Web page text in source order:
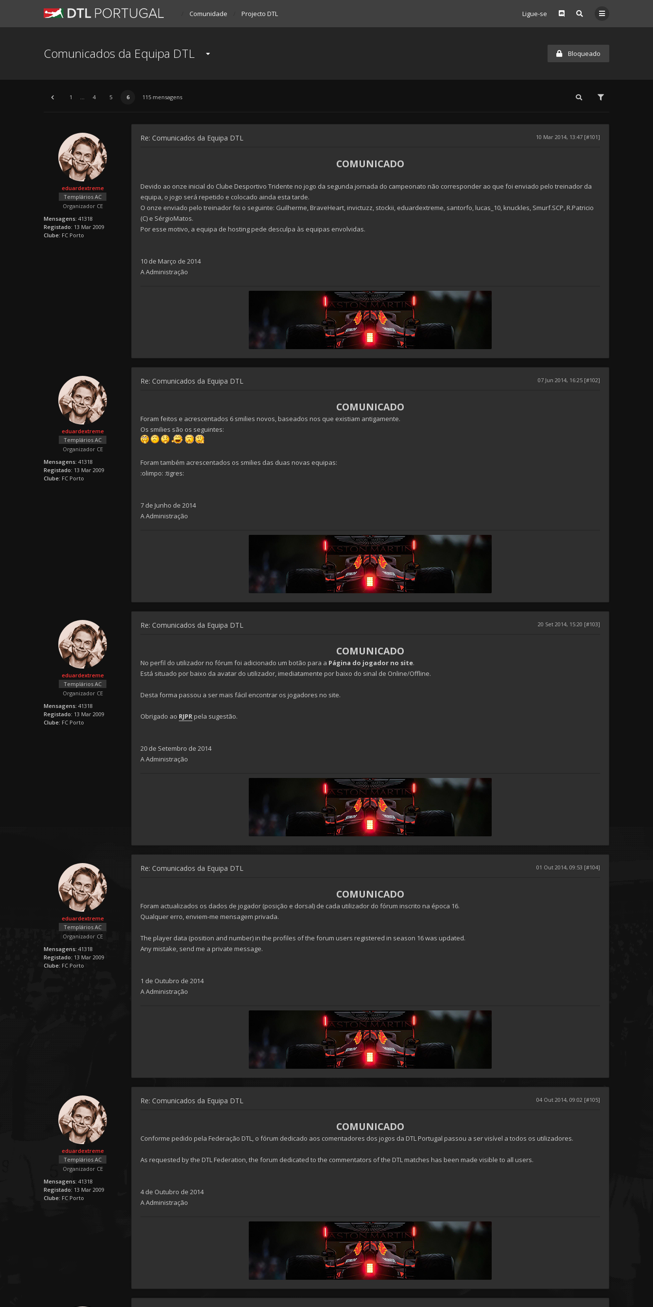
Ligue-se
Comunidade Projecto DTL
Comunicados da Equipa DTL Bloqueado
1 ... 4 5 6 115 mensagens
eduardextreme
Templários AC
Organizador CE
Mensagens: 41318
Registado: 13 Mar 2009
Clube: FC Porto
Re: Comunicados da Equipa DTL 10 Mar 2014, 13:47 [#101]
COMUNICADO
Devido ao onze inicial do Clube Desportivo Tridente no jogo da segunda jornada do campeonato não corresponder ao que foi enviado pelo treinador da
equipa, o jogo será repetido e colocado ainda esta tarde.
O onze enviado pelo treinador foi o seguinte: Guilherme, BraveHeart, invictuzz, stockii, eduardextreme, santorfo, lucas_10, knuckles, Smurf.SCP, R.Patricio
(C) e SérgioMatos.
Por esse motivo, a equipa de hosting pede desculpa às equipas envolvidas.
10 de Março de 2014
A Administração
eduardextreme
Templários AC
Organizador CE
Mensagens: 41318
Registado: 13 Mar 2009
Clube: FC Porto
Re: Comunicados da Equipa DTL 07 Jun 2014, 16:25 [#102]
COMUNICADO
Foram feitos e acrescentados 6 smilies novos, baseados nos que existiam antigamente.
Os smilies são os seguintes:
Foram também acrescentados os smilies das duas novas equipas:
:olimpo: :tigres:
7 de Junho de 2014
A Administração
eduardextreme
Templários AC
Organizador CE
Mensagens: 41318
Registado: 13 Mar 2009
Clube: FC Porto
Re: Comunicados da Equipa DTL 20 Set 2014, 15:20 [#103]
COMUNICADO
No perfil do utilizador no fórum foi adicionado um botão para a Página do jogador no site.
Está situado por baixo da avatar do utilizador, imediatamente por baixo do sinal de Online/Offline.
Desta forma passou a ser mais fácil encontrar os jogadores no site.
Obrigado ao RJPR pela sugestão.
20 de Setembro de 2014
A Administração
eduardextreme
Templários AC
Organizador CE
Mensagens: 41318
Registado: 13 Mar 2009
Clube: FC Porto
Re: Comunicados da Equipa DTL 01 Out 2014, 09:53 [#104]
COMUNICADO
Foram actualizados os dados de jogador (posição e dorsal) de cada utilizador do fórum inscrito na época 16.
Qualquer erro, enviem-me mensagem privada.
The player data (position and number) in the profiles of the forum users registered in season 16 was updated.
Any mistake, send me a private message.
1 de Outubro de 2014
A Administração
eduardextreme
Templários AC
Organizador CE
Mensagens: 41318
Registado: 13 Mar 2009
Clube: FC Porto
Re: Comunicados da Equipa DTL 04 Out 2014, 09:02 [#105]
COMUNICADO
Conforme pedido pela Federação DTL, o fórum dedicado aos comentadores dos jogos da DTL Portugal passou a ser visível a todos os utilizadores.
As requested by the DTL Federation, the forum dedicated to the commentators of the DTL matches has been made visible to all users.
4 de Outubro de 2014
A Administração